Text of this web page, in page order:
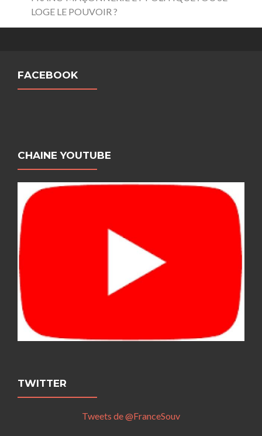
LOGE LE POUVOIR ?
FACEBOOK
CHAINE YOUTUBE
TWITTER
Tweets de @FranceSouv